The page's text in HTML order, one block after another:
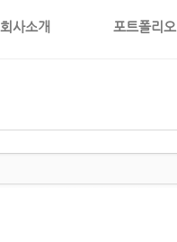
회사소개 포트폴리오